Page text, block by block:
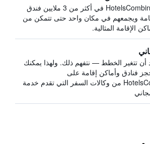
يبحث HotelsCombined في أكثر من 3 ملايين فندق
ويجمعهم في مكان واحد حتى تتمكن من
الإقامة المثالية.
أن تتغير الخطط — نتفهم ذلك. ولهذا يمكنك
فنادق وأماكن إقامة على
HotelsCombined من وكالات السفر التي تقدم خدمة